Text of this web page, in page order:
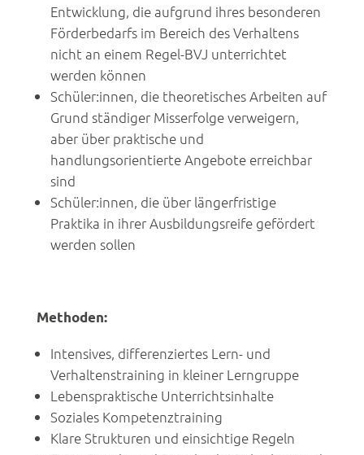
Entwicklung, die aufgrund ihres besonderen
Förderbedarfs im Bereich des Verhaltens
nicht an einem Regel-BVJ unterrichtet
werden können
Schüler:innen, die theoretisches Arbeiten auf
Grund ständiger Misserfolge verweigern,
aber über praktische und
handlungsorientierte Angebote erreichbar
sind
Schüler:innen, die über längerfristige
Praktika in ihrer Ausbildungsreife gefördert
werden sollen
Methoden:
Intensives, differenziertes Lern- und
Verhaltenstraining in kleiner Lerngruppe
Lebenspraktische Unterrichtsinhalte
Soziales Kompetenztraining
Klare Strukturen und einsichtige Regeln